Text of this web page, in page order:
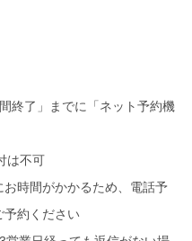
終了」までに「ネット予約機
は不可
時間がかかるため、電話予
予約ください